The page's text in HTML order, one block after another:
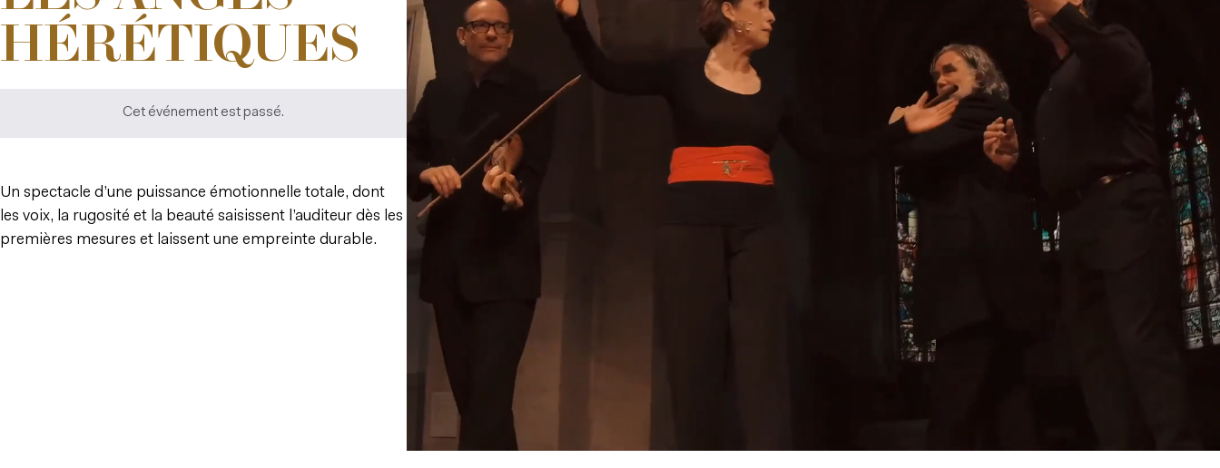
HÉRÉTIQUES
Cet événement est passé.
Un spectacle d’une puissance émotionnelle totale, dont
les voix, la rugosité et la beauté saisissent l’auditeur dès les
premières mesures et laissent une empreinte durable.